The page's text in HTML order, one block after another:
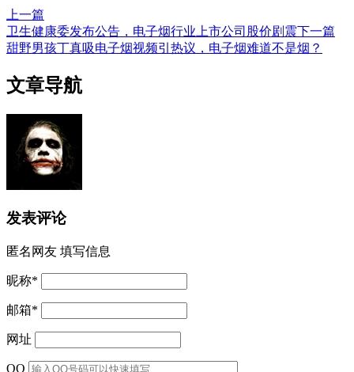
上一篇
卫生健康委发布公告，电子烟行业上市公司股价剧震下一篇
甜野男孩丁真吸电子烟视频引热议，电子烟难道不是烟？
文章导航
发表评论
匿名网友 填写信息
昵称*
邮箱*
网址
QQ